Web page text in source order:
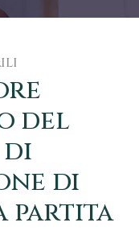
del
di
partita